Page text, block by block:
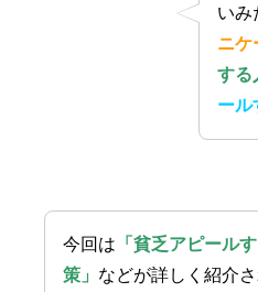
いみ
ニケ
する
ール
今回は 「貧乏アピール
策」 などが詳しく紹介